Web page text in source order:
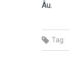
Âu.
Tag: